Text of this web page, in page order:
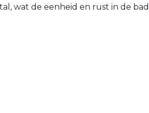
wat de eenheid en rust in de